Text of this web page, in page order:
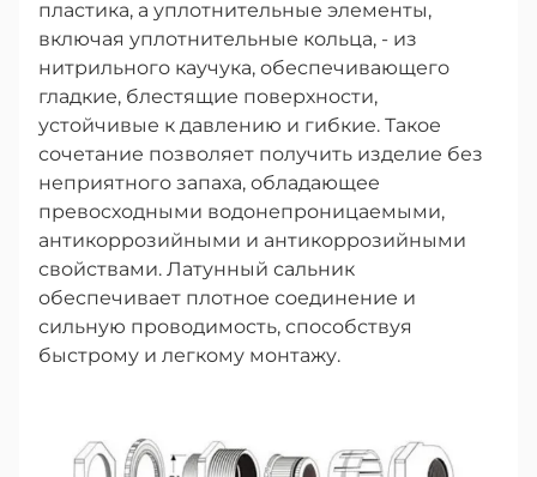
пластика, а уплотнительные элементы,
включая уплотнительные кольца, - из
нитрильного каучука, обеспечивающего
гладкие, блестящие поверхности,
устойчивые к давлению и гибкие. Такое
сочетание позволяет получить изделие без
неприятного запаха, обладающее
превосходными водонепроницаемыми,
антикоррозийными и антикоррозийными
свойствами. Латунный сальник
обеспечивает плотное соединение и
сильную проводимость, способствуя
быстрому и легкому монтажу.